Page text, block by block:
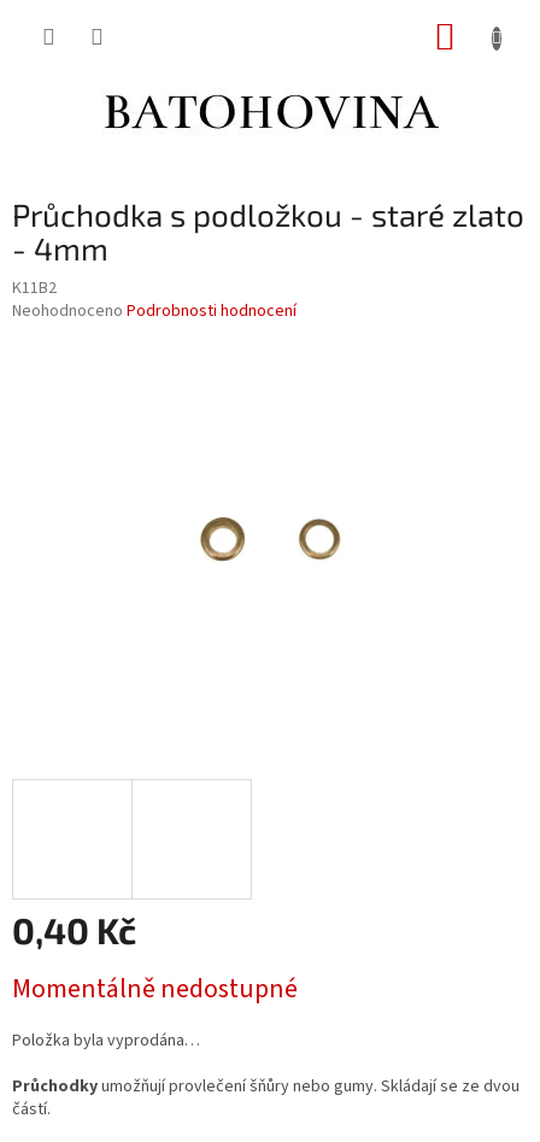
Průchodka s podložkou - staré zlato
- 4mm
K11B2
Průměrné
Neohodnoceno Podrobnosti hodnocení
0,40 Kč
cena:
Momentálně nedostupné
Položka byla vyprodána…
Průchodkyumožňují provlečení šňůry nebo gumy. Skládají se ze dvou
částí.